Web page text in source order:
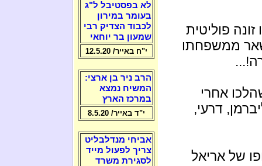
פוליטית
ממשפחתו
אחרי
דרעי,
של אריאל
לא בפסטיבל ל"ג
בעומר במירון
לכבוד הצדיק רבי
שמעון בר יוחאי
י"ח באייר/ 12.5.20
הרב ניר בן ארצי:
המשיח נמצא
במרכז הארץ
י"ד באייר/ 8.5.20
אביחי מנדלבליט
צריך לפעול מייד
לסגירת משרד